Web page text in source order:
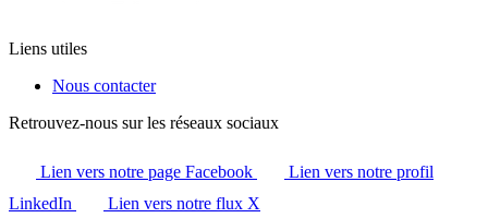
Liens utiles
Nous contacter
Retrouvez-nous sur les réseaux sociaux
Lien vers notre page Facebook
Lien vers notre profil
LinkedIn
Lien vers notre flux X